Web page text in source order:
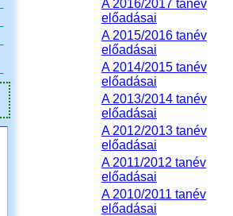
A 2016/2017 tanév
előadásai
A 2015/2016 tanév
előadásai
A 2014/2015 tanév
előadásai
A 2013/2014 tanév
előadásai
A 2012/2013 tanév
előadásai
A 2011/2012 tanév
előadásai
A 2010/2011 tanév
előadásai